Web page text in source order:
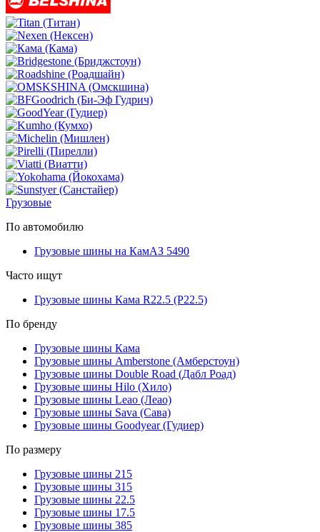
Грузовые
По автомобилю
Грузовые шины на КамАЗ 5490
Часто ищут
Грузовые шины Кама R22.5 (Р22.5)
По бренду
Грузовые шины Кама
Грузовые шины Amberstone (Амберстоун)
Грузовые шины Double Road (Дабл Роад)
Грузовые шины Hilo (Хило)
Грузовые шины Leao (Леао)
Грузовые шины Sava (Сава)
Грузовые шины Goodyear (Гудиер)
По размеру
Грузовые шины 215
Грузовые шины 315
Грузовые шины 22.5
Грузовые шины 17.5
Грузовые шины 385